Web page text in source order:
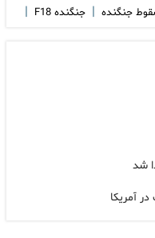
جنگنده | جنگنده F18 |
شد